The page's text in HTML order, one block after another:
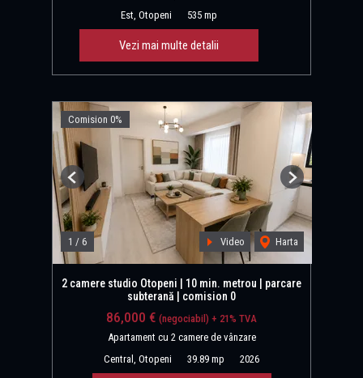
Est, Otopeni
535 mp
Vezi mai multe detalii
Comision 0%
1 / 6 Video Harta
Previous Next
2 camere studio Otopeni | 10 min. metrou | parcare
subterană | comision 0
86,000 € (negociabil) + 21% TVA
Apartament cu 2 camere de vânzare
Central, Otopeni
39.89 mp 2026